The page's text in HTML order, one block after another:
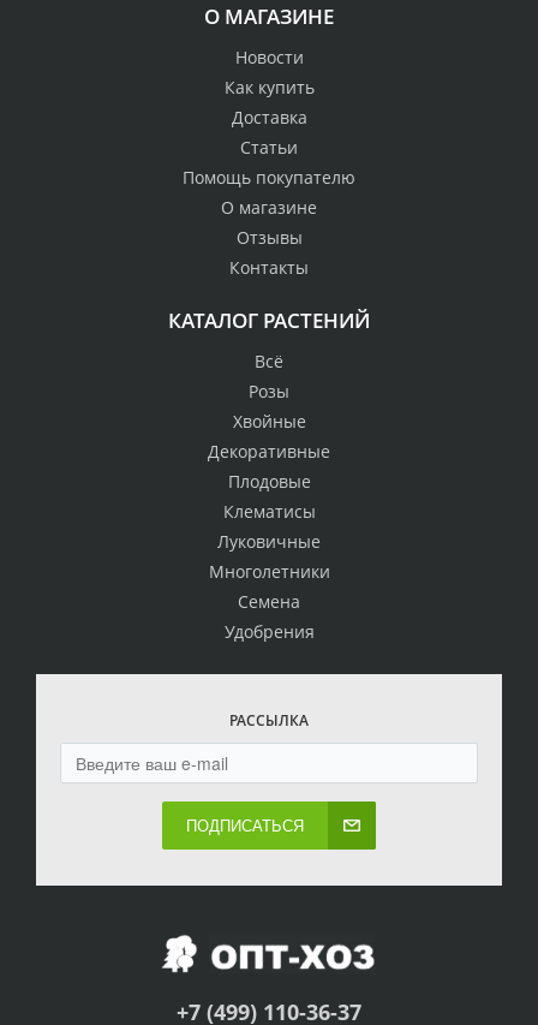
О МАГАЗИНЕ
Новости
Как купить
Доставка
Статьи
Помощь покупателю
О магазине
Отзывы
Контакты
КАТАЛОГ РАСТЕНИЙ
Всё
Розы
Хвойные
Декоративные
Плодовые
Клематисы
Луковичные
Многолетники
Семена
Удобрения
РАССЫЛКА
ПОДПИСАТЬСЯ
+7 (499) 110-36-37